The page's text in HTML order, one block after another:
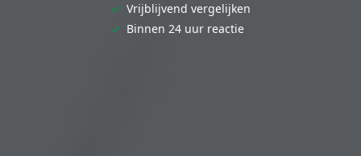
✓ Vrijblijvend vergelijken
✓ Binnen 24 uur reactie